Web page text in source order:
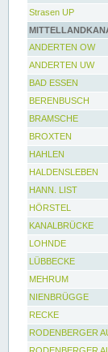
Strasen UP
ANDERTEN OW
ANDERTEN UW
BAD ESSEN
BERENBUSCH
BRAMSCHE
BROXTEN
HAHLEN
HALDENSLEBEN
HANN. LIST
HÖRSTEL
KANALBRÜCKE
LOHNDE
LÜBBECKE
MEHRUM
NIENBRÜGGE
RECKE
RODENBERGER